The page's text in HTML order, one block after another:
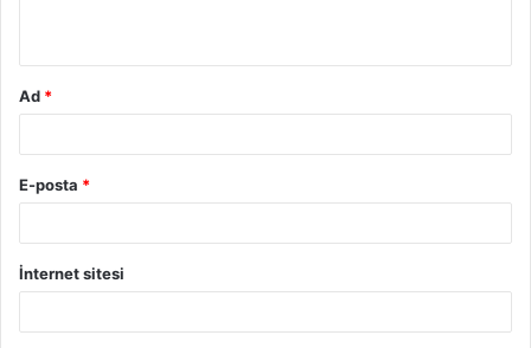
Ad *
E-posta *
İnternet sitesi